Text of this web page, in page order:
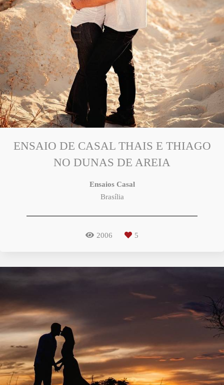
ENSAIO DE CASAL THAIS E THIAGO
NO DUNAS DE AREIA
Ensaios Casal
Brasília
2006 5